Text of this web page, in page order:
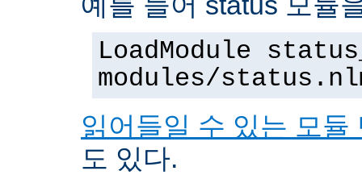
LoadModule
modules/
읽어들일 수 있는 모듈
도 있다.